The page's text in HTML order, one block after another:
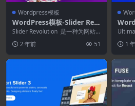
Wordpress模板
WordPress模板-Slider Rev
olution 模板
Slider Revolution 是一种为网站
借...2 年前 51
ideo
1 1